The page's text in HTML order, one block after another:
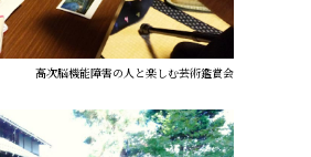
高次脳機能障害の人と楽しむ芸術鑑賞会